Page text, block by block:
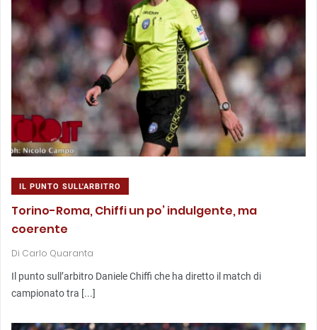
IL PUNTO SULL'ARBITRO
Torino-Roma, Chiffi un po’ indulgente, ma
coerente
Di Carlo Quaranta
Il punto sull’arbitro Daniele Chiffi che ha diretto il match di
campionato tra [...]